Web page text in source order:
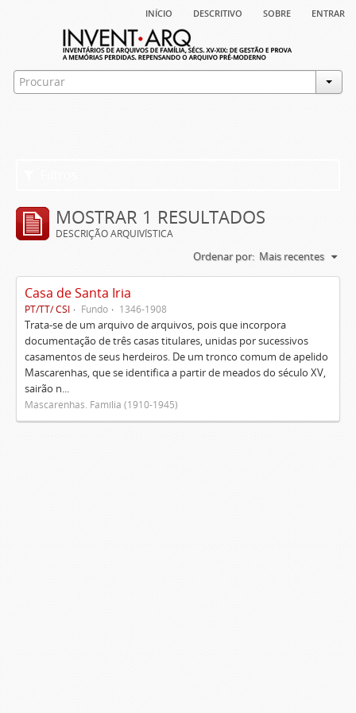
início descritivo sobre entrar
MOSTRAR 1 RESULTADOS
DESCRIÇÃO ARQUIVÍSTICA
Ordenar por: Mais recentes
Casa de Santa Iria
PT/TT/ CSI Fundo 1346-1908
Trata-se de um arquivo de arquivos, pois que incorpora
documentação de três casas titulares, unidas por sucessivos
casamentos de seus herdeiros. De um tronco comum de apelido
Mascarenhas, que se identifica a partir de meados do século XV,
sairão n...
Mascarenhas. Família (1910-1945)